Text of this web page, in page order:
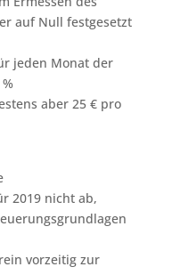
auf Null festgesetzt
jeden Monat der
aber 25 € pro
2019 nicht ab,
vorzeitig zur